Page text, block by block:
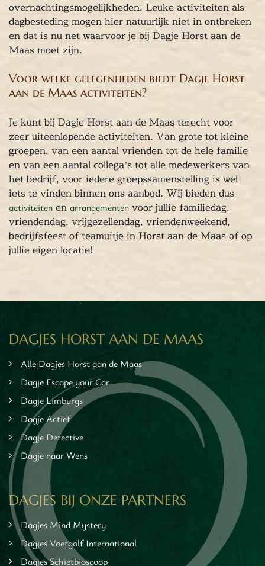
overnachtingsmogelijkheden. Leuke activiteiten als
dagbesteding mogen hier natuurlijk niet in ontbreken
en dat is nu net waarvoor je bij Dagje Horst aan de
Maas moet zijn.
Voor welke gelegenheden biedt Dagje Horst
aan de Maas activiteiten?
Je kunt bij Dagje Horst aan de Maas terecht voor
zeer uiteenlopende activiteiten. Van grote tot kleine
groepen, van een aantal vrienden tot de hele familie
en van een aantal collega’s tot alle medewerkers van
het bedrijf, voor iedere groepssamenstelling is wel
iets te vinden binnen ons aanbod. Wij bieden dus
activiteiten en arrangementen voor jullie familiedag,
vriendendag, vrijgezellendag, vriendenweekend,
bedrijfsfeest of teamuitje in Horst aan de Maas of op
jullie eigen locatie!
DAGJES HORST AAN DE MAAS
Alle Dagjes Horst aan de Maas
Dagje Escape your Car
Dagje Limburgs
Dagje Actief
Dagje Detective
Dagje naar Wens
DAGJES BIJ ONZE PARTNERS
Dagjes Mind Mystery
Dagjes Voetgolf International
Dagjes Schietbioscoop